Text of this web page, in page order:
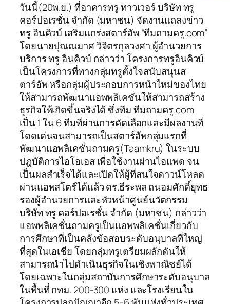
วันนี้(20พ.ย.) ที่อาคารทรู ทาวเวอร์ บริษัท ทรู
คอร์ปอเรชั่น จำกัด (มหาชน) จัดงานแถลงข่าว
ทรู อินคิวบ์ เสริมแกร่งสตาร์อัพ “ทีมถามครู.com”
โดยนายปุณณมาศ วิจิตรกุลวงศา ผู้อำนวยการ
บริการ ทรู อินคิวบ์ กล่าวว่า โครงการทรูอินคิวบ์
เป็นโครงการที่ทางกลุ่มทรูตั้งใจสนับสนุนส
ตาร์อัพ หรือกลุ่มผู้ประกอบการหน้าใหม่ของไทย
ให้สามารถพัฒนาแอพพลิเคชั่นให้สามารถสร้าง
ธุรกิจให้เกิดขึ้นจริงได้ ซึ่งทีม ทีมถามครู.com
เป็น 1 ใน 6 ทีมที่ผ่านการคัดเลือกและมีผลงานที่
โดดเด่นจนสามารถเป็นสตาร์อัพกลุ่มแรกที่
พัฒนาแอพลิเคชั่นถามครู(Taamkru) ในระบบ
ปฎบัติการไอโอเอส เพื่อใช้งานผ่านไอแพด จน
เป็นผลสำเร็จได้และเปิดให้ผู้ที่สนใจดาวน์โหลด
ผ่านแอพสโตร์ได้แล้ว ดร.ธีระพล ถนอมศักดิ์ยุทธ
รองผู้อำนวยการและหัวหน้าศูนย์นวัตกรรม
บริษัท ทรู คอร์ปอเรชั่น จำกัด (มหาชน) กล่าวว่า
แอพพลิเคชั่นถามครูเป็นแอพพลิเคชั่นเกี่ยวกับ
การศึกษาที่เป็นคลังข้อสอบระดับอนุบาลที่ใหญ่
ที่สุดในเอเชีย โดยกลุ่มทรูเตรียมผลักดันให้
สามารถนำไปดำเนินธุรกิจในเชิงพาณิชย์ได้
โดยเฉพาะในกลุ่มสถาบันการศึกษาระดับอนุบาล
ในพื้นที่ กทม. 200-300 แห่ง และโรงเรียนใน